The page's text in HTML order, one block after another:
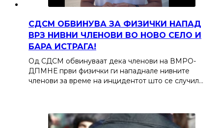
СДСМ ОБВИНУВА ЗА ФИЗИЧКИ НАПАД
ВРЗ НИВНИ ЧЛЕНОВИ ВО НОВО СЕЛО И
БАРА ИСТРАГА!
Од СДСМ обвинуваат дека членови на ВМРО-
ДПМНЕ први физички ги нападнале нивните
членови за време на инцидентот што се случил…